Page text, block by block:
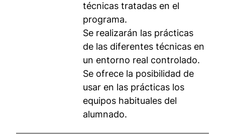
técnicas tratadas en el
programa.
Se realizarán las prácticas
de las diferentes técnicas en
un entorno real controlado.
Se ofrece la posibilidad de
usar en las prácticas los
equipos habituales del
alumnado.